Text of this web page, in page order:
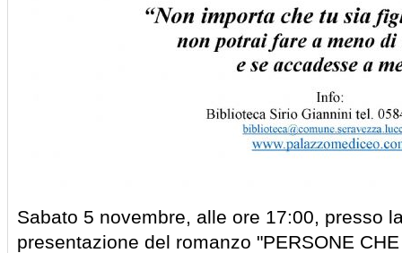
Sabato 5 novembre, alle ore 17:00, presso
presentazione del romanzo "PERSONE